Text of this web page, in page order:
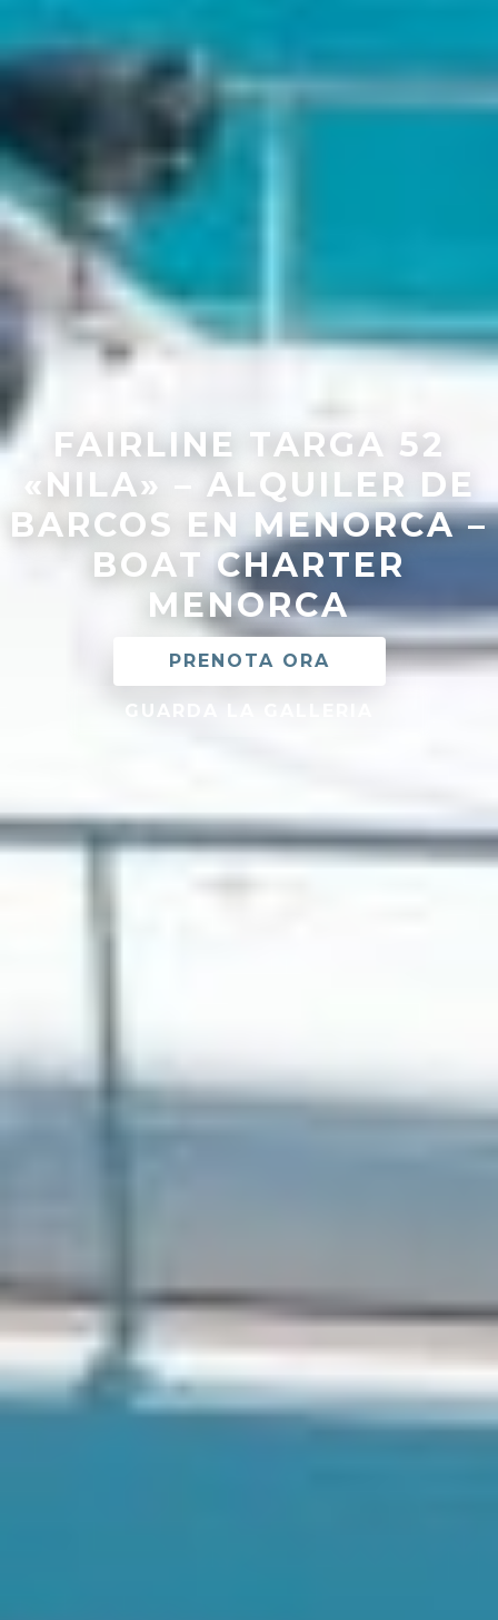
FAIRLINE TARGA 52
«NILA» – ALQUILER DE
BARCOS EN MENORCA –
BOAT CHARTER
MENORCA
PRENOTA ORA
GUARDA LA GALLERIA